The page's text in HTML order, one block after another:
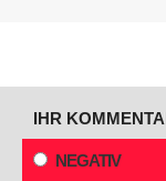
IHR
NEGATIV